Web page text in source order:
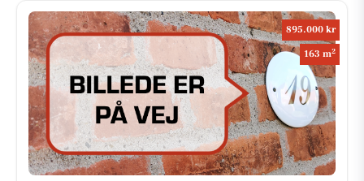
895.000 kr
163 m2